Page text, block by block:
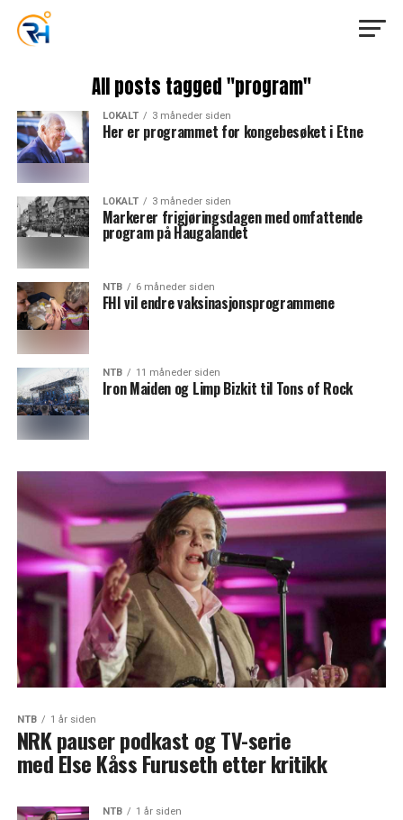
All posts tagged "program"
LOKALT 3 måneder siden
Her er programmet for kongebesøket i Etne
LOKALT 3 måneder siden
Markerer frigjøringsdagen med omfattende
program på Haugalandet
NTB 6 måneder siden
FHI vil endre vaksinasjonsprogrammene
NTB 11 måneder siden
Iron Maiden og Limp Bizkit til Tons of Rock
NTB 1 år siden
NRK pauser podkast og TV-serie
med Else Kåss Furuseth etter kritikk
NTB 1 år siden